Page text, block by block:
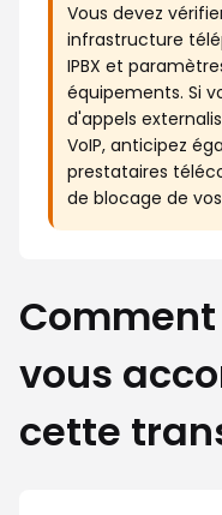
Vous devez
infrastructure
IPBX et
équipements. Si
d'appels
VoIP, anticipez
prestataires
de blocage de
Comment
vous
cette